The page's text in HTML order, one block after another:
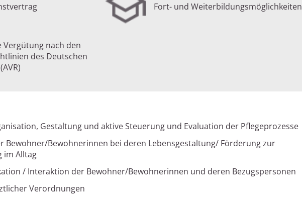
Fort- und Weiterbildungsmöglichkeiten
Vergütung nach den
des Deutschen
Gestaltung und aktive Steuerung und Evaluation der Pflegeprozesse
Bewohner/Bewohnerinnen bei deren Lebensgestaltung/ Förderung zur
im Alltag
/ Interaktion der Bewohner/Bewohnerinnen und deren Bezugspersonen
Verordnungen